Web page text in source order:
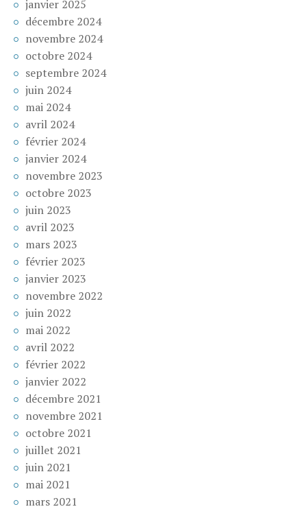
janvier 2025
décembre 2024
novembre 2024
octobre 2024
septembre 2024
juin 2024
mai 2024
avril 2024
février 2024
janvier 2024
novembre 2023
octobre 2023
juin 2023
avril 2023
mars 2023
février 2023
janvier 2023
novembre 2022
juin 2022
mai 2022
avril 2022
février 2022
janvier 2022
décembre 2021
novembre 2021
octobre 2021
juillet 2021
juin 2021
mai 2021
mars 2021